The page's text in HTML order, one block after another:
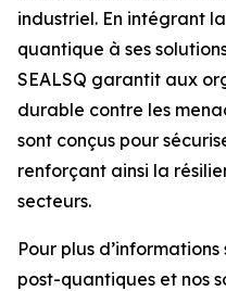
industriel. En intégrant
quantique à ses
SEALSQ garantit aux
durable contre les
sont conçus pour
renforçant ainsi la
secteurs.
Pour plus
post-quantiques et nos